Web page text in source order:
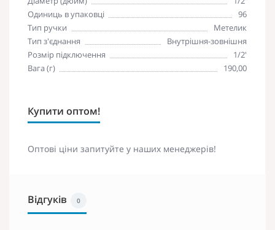
Одиниць в упаковці
96
Тип ручки
Метелик
Тип з'єднання
Внутрішня-зовнішня
Розмір підключення
1/2'
Вага (г)
190,00
Купити оптом!
Оптові ціни запитуйте у наших менеджерів!
Відгуків 0